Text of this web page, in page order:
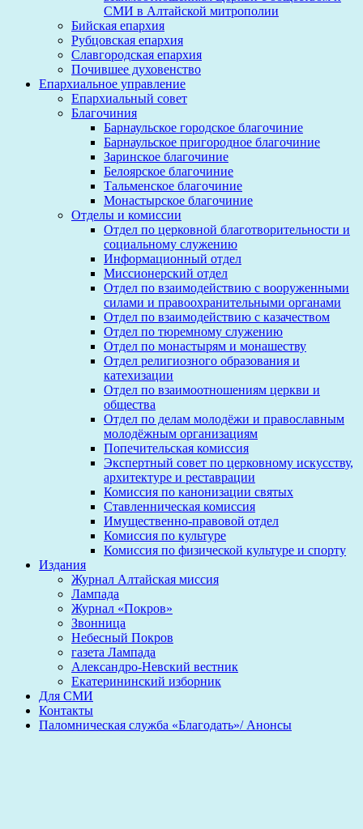
СМИ в Алтайской митрополии
Бийская епархия
Рубцовская епархия
Славгородская епархия
Почившее духовенство
Епархиальное управление
Епархиальный совет
Благочиния
Барнаульское городское благочиние
Барнаульское пригородное благочиние
Заринское благочиние
Белоярское благочиние
Тальменское благочиние
Монастырское благочиние
Отделы и комиссии
Отдел по церковной благотворительности и
социальному служению
Информационный отдел
Миссионерский отдел
Отдел по взаимодействию с вооруженными
силами и правоохранительными органами
Отдел по взаимодействию с казачеством
Отдел по тюремному служению
Отдел по монастырям и монашеству
Отдел религиозного образования и
катехизации
Отдел по взаимоотношениям церкви и
общества
Отдел по делам молодёжи и православным
молодёжным организациям
Попечительская комиссия
Экспертный совет по церковному искусству,
архитектуре и реставрации
Комиссия по канонизации святых
Ставленническая комиссия
Имущественно-правовой отдел
Комиссия по культуре
Комиссия по физической культуре и спорту
Издания
Журнал Алтайская миссия
Лампада
Журнал «Покров»
Звонница
Небесный Покров
газета Лампада
Александро-Невский вестник
Екатерининский изборник
Для СМИ
Контакты
Паломническая служба «Благодать»/ Анонсы